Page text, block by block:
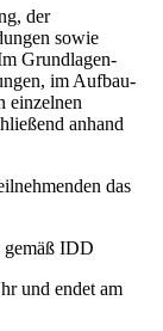
der
sowie
Grundlagen-
im Aufbau-
einzelnen
anhand
das
gemäß IDD
und endet am